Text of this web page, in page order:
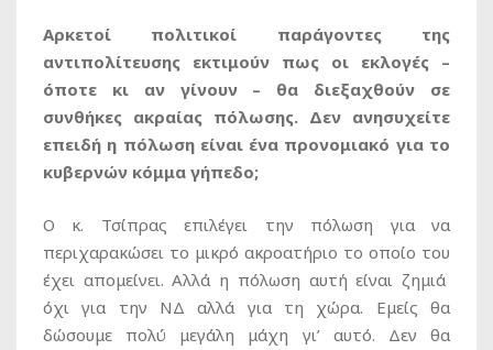
Αρκετοί πολιτικοί παράγοντες της
αντιπολίτευσης εκτιμούν πως οι εκλογές –
όποτε κι αν γίνουν – θα διεξαχθούν σε
συνθήκες ακραίας πόλωσης. Δεν ανησυχείτε
επειδή η πόλωση είναι ένα προνομιακό για το
κυβερνών κόμμα γήπεδο;
Ο κ. Τσίπρας επιλέγει την πόλωση για να
περιχαρακώσει το μικρό ακροατήριο το οποίο του
έχει απομείνει. Αλλά η πόλωση αυτή είναι ζημιά
όχι για την ΝΔ αλλά για τη χώρα. Εμείς θα
δώσουμε πολύ μεγάλη μάχη γι’ αυτό. Δεν θα